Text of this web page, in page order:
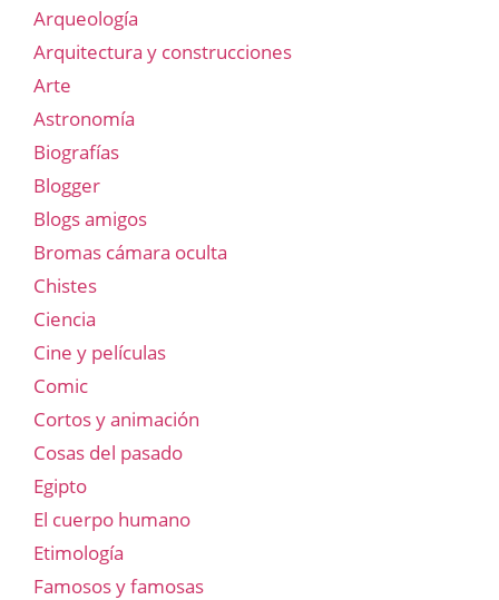
Arqueología
Arquitectura y construcciones
Arte
Astronomía
Biografías
Blogger
Blogs amigos
Bromas cámara oculta
Chistes
Ciencia
Cine y películas
Comic
Cortos y animación
Cosas del pasado
Egipto
El cuerpo humano
Etimología
Famosos y famosas